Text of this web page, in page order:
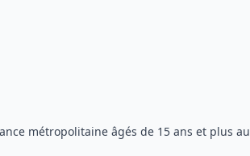
métropolitaine âgés de 15 ans et plus au